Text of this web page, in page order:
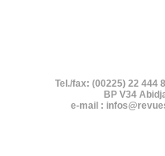
Tel./fax: (00225) 22 444
BP V34
e-mail :